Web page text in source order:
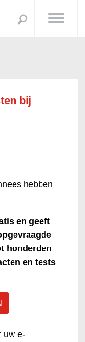
bij
hebben
en geeft
honderden
en tests
uw e-